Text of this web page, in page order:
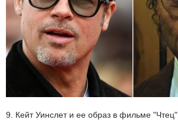
9. Кейт Уинслет и ее образ в фильме "Чтец"